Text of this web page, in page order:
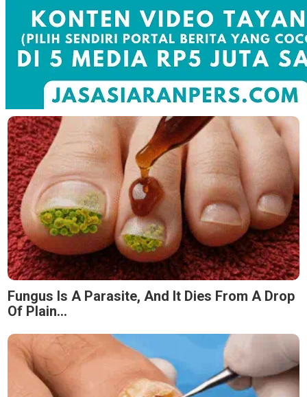
Fungus Is A Parasite, And It Dies From A Drop
Of Plain...